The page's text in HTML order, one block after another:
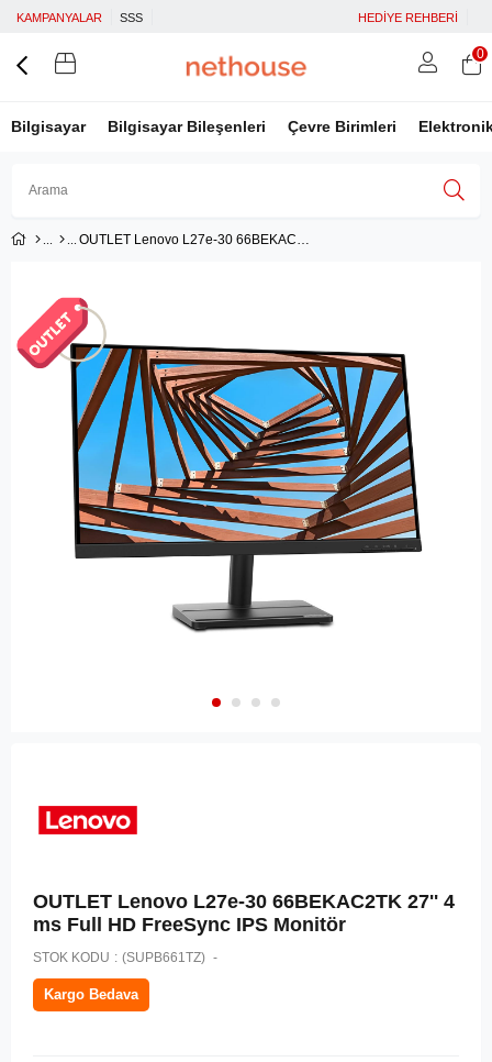
KAMPANYALAR SSS HEDİYE REHBERİ
Bilgisayar Bilgisayar Bileşenleri Çevre Birimleri
0
OUTLET Lenovo L27e-30 66BEKAC2TK 27'' 4 ms Full HD FreeSync IPS Monitör
OUTLET Lenovo L27e-30 66BEKAC2TK 27'' 4
ms Full HD FreeSync IPS Monitör
STOK KODU (SUPB661TZ)
Kargo Bedava